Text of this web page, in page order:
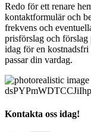
Redo för ett renare
kontaktformulär och
frekvens och
prisförslag och förslag
idag för en
passar din vardag.
Kontakta oss idag!